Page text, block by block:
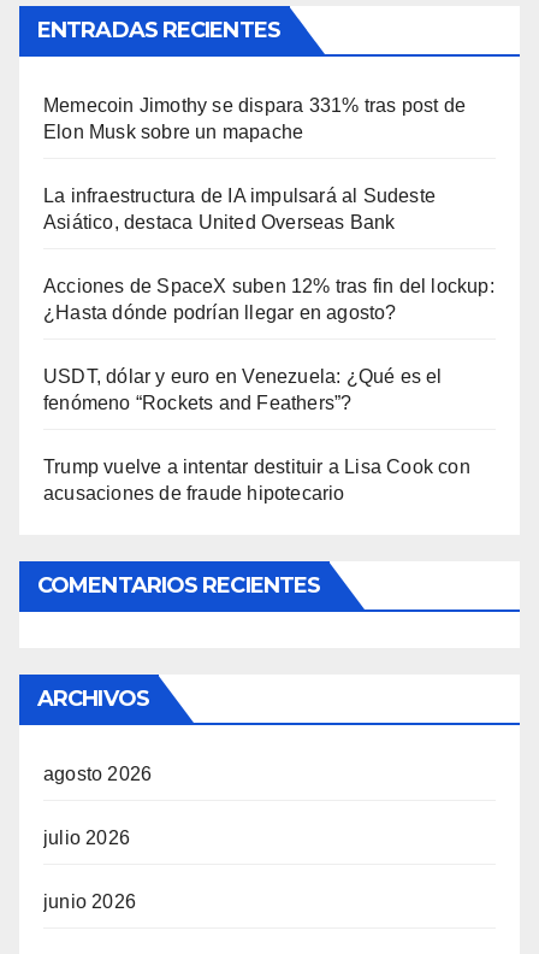
ENTRADAS RECIENTES
Memecoin Jimothy se dispara 331% tras post de
Elon Musk sobre un mapache
La infraestructura de IA impulsará al Sudeste
Asiático, destaca United Overseas Bank
Acciones de SpaceX suben 12% tras fin del lockup:
¿Hasta dónde podrían llegar en agosto?
USDT, dólar y euro en Venezuela: ¿Qué es el
fenómeno “Rockets and Feathers”?
Trump vuelve a intentar destituir a Lisa Cook con
acusaciones de fraude hipotecario
COMENTARIOS RECIENTES
ARCHIVOS
agosto 2026
julio 2026
junio 2026